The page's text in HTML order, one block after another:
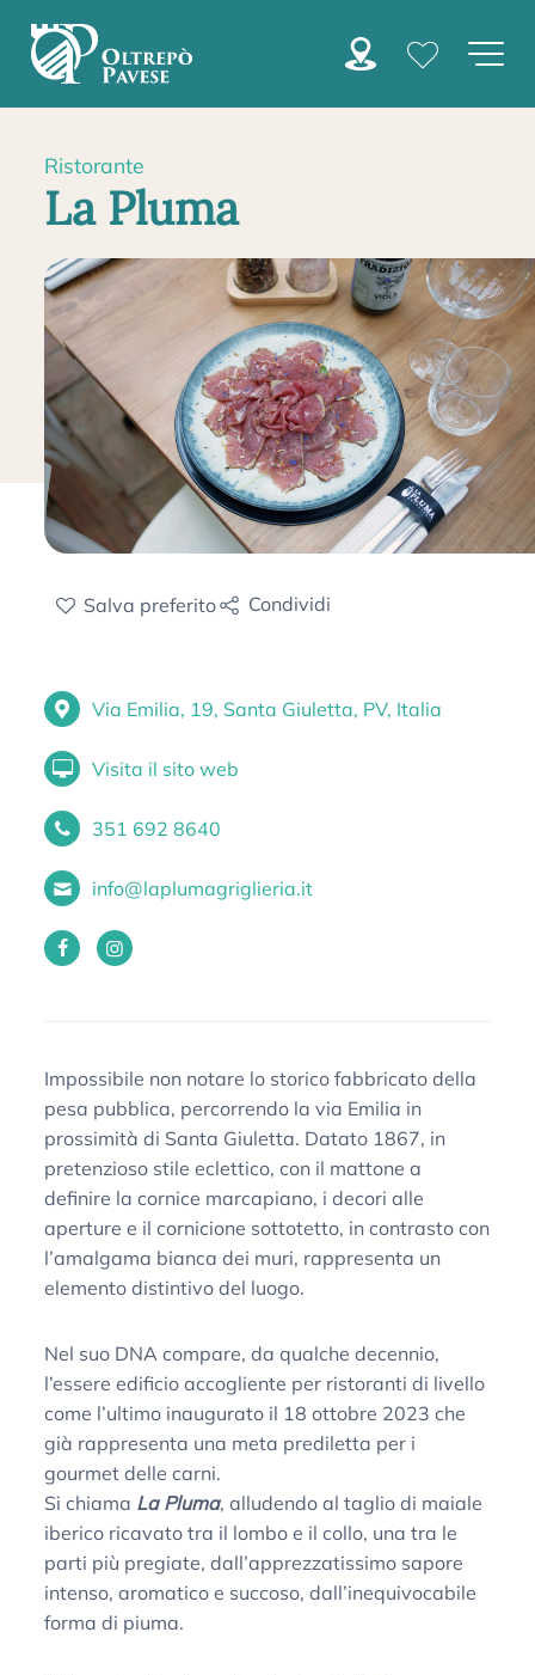
Ristorante
La Pluma
HOME RISTORANTI LA PLUMA
Salva preferito Condividi
Via Emilia, 19, Santa Giuletta, PV, Italia
Visita il sito web
351 692 8640
info@laplumagriglieria.it
Impossibile non notare lo storico fabbricato della
pesa pubblica, percorrendo la via Emilia in
prossimità di Santa Giuletta. Datato 1867, in
pretenzioso stile eclettico, con il mattone a
definire la cornice marcapiano, i decori alle
aperture e il cornicione sottotetto, in contrasto con
l’amalgama bianca dei muri, rappresenta un
elemento distintivo del luogo.
Nel suo DNA compare, da qualche decennio,
l’essere edificio accogliente per ristoranti di livello
come l’ultimo inaugurato il 18 ottobre 2023 che
già rappresenta una meta prediletta per i
gourmet delle carni.
Si chiama La Pluma, alludendo al taglio di maiale
iberico ricavato tra il lombo e il collo, una tra le
parti più pregiate, dall’apprezzatissimo sapore
intenso, aromatico e succoso, dall’inequivocabile
forma di piuma.